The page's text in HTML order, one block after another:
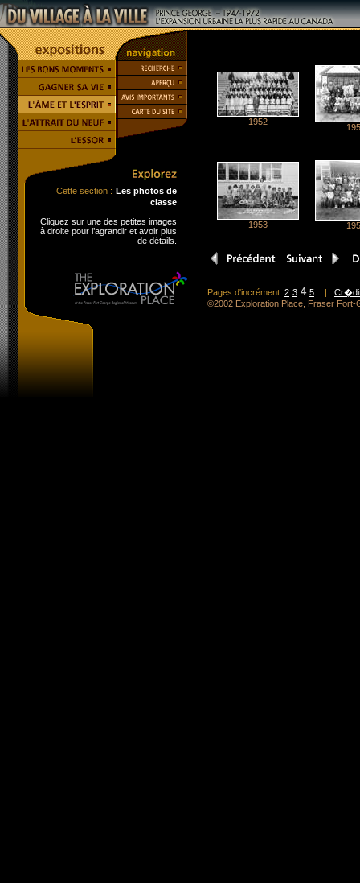
Cette section : Les photos de
classe
Cliquez sur une des petites images
à droite pour l’agrandir et avoir plus
de détails.
1952
1953
Pages d'incrément: 2 3 4 5 |
©2002 Exploration Place, Fraser Fort-